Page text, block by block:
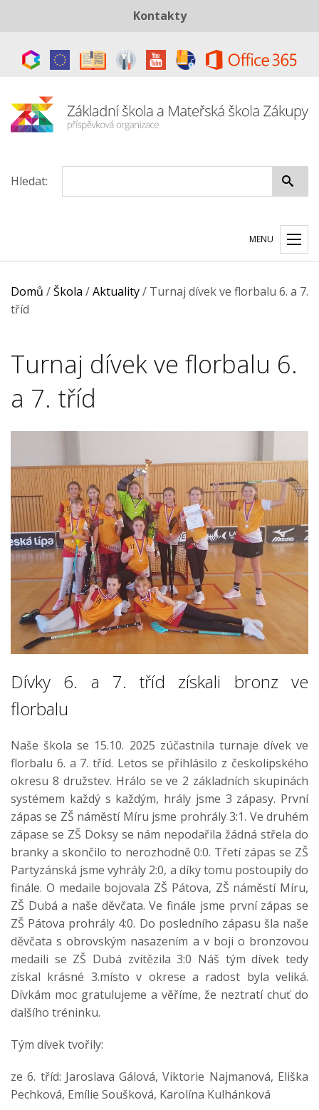
Kontakty
Datová schránka:ye8cp64
Hledat:
MENU
Domů /Škola /Aktuality/ Turnaj dívek ve florbalu 6. a 7.
tříd
Turnaj dívek ve florbalu 6.
a 7. tříd
Dívky 6. a 7. tříd získali bronz ve
florbalu
Naše škola se 15.10. 2025 zúčastnila turnaje dívek ve
florbalu 6. a 7. tříd. Letos se přihlásilo z českolipského
okresu 8 družstev. Hrálo se ve 2 základních skupinách
systémem každý s každým, hrály jsme 3 zápasy. První
zápas se ZŠ náměstí Míru jsme prohrály 3:1. Ve druhém
zápase se ZŠ Doksy se nám nepodařila žádná střela do
branky a skončilo to nerozhodně 0:0. Třetí zápas se ZŠ
Partyzánská jsme vyhrály 2:0, a díky tomu postoupily do
finále. O medaile bojovala ZŠ Pátova, ZŠ náměstí Míru,
ZŠ Dubá a naše děvčata. Ve finále jsme první zápas se
ZŠ Pátova prohrály 4:0. Do posledního zápasu šla naše
děvčata s obrovským nasazením a v boji o bronzovou
medaili se ZŠ Dubá zvítězila 3:0 Náš tým dívek tedy
získal krásné 3.místo v okrese a radost byla veliká.
Dívkám moc gratulujeme a věříme, že neztratí chuť do
dalšího tréninku.
Tým dívek tvořily:
ze 6. tříd: Jaroslava Gálová, Viktorie Najmanová, Eliška
Pechková, Emílie Soušková, Karolína Kulhánková